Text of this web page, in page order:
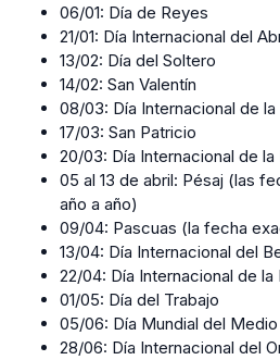
06/01: Día de Reyes
21/01: Día Internacional del
13/02: Día del Soltero
14/02: San Valentín
08/03: Día Internacional de
17/03: San Patricio
20/03: Día Internacional de la
05 al 13 de abril: Pésaj (las
año a año)
09/04: Pascuas (la fecha
13/04: Día Internacional del
22/04: Día Internacional de la
01/05: Día del Trabajo
05/06: Día Mundial del
28/06: Día Internacional del